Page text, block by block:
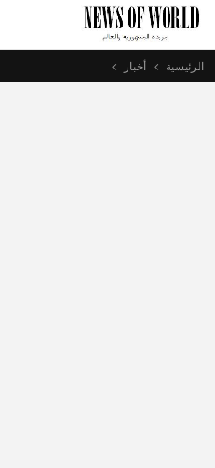
الرئيسية أخبار